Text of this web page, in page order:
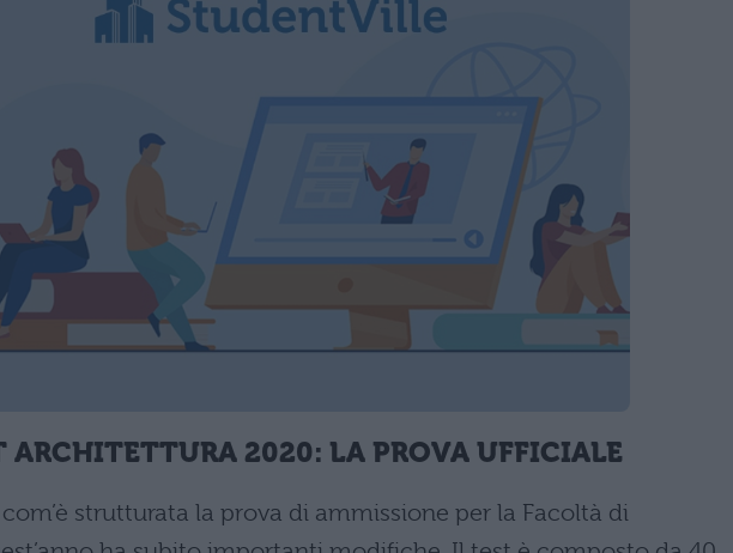
ARCHITETTURA 2020: LA PROVA UFFICIALE
strutturata la prova di ammissione per la Facoltà di